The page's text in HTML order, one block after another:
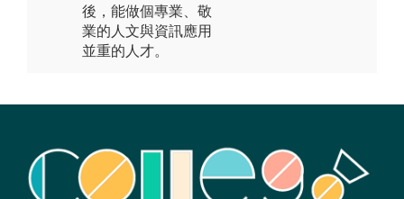
後，能做個專業、敬
業的人文與資訊應用
並重的人才。